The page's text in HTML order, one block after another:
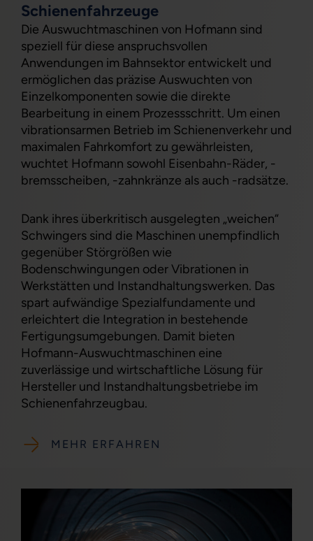
Schienenfahrzeuge
Die Auswuchtmaschinen von Hofmann sind
speziell für diese anspruchsvollen
Anwendungen im Bahnsektor entwickelt und
ermöglichen das präzise Auswuchten von
Einzelkomponenten sowie die direkte
Bearbeitung in einem Prozessschritt. Um einen
vibrationsarmen Betrieb im Schienenverkehr und
maximalen Fahrkomfort zu gewährleisten,
wuchtet Hofmann sowohl Eisenbahn-Räder, -
bremsscheiben, -zahnkränze als auch -radsätze.
Dank ihres überkritisch ausgelegten „weichen“
Schwingers sind die Maschinen unempfindlich
gegenüber Störgrößen wie
Bodenschwingungen oder Vibrationen in
Werkstätten und Instandhaltungswerken. Das
spart aufwändige Spezialfundamente und
erleichtert die Integration in bestehende
Fertigungsumgebungen. Damit bieten
Hofmann-Auswuchtmaschinen eine
zuverlässige und wirtschaftliche Lösung für
Hersteller und Instandhaltungsbetriebe im
Schienenfahrzeugbau.
MEHR ERFAHREN